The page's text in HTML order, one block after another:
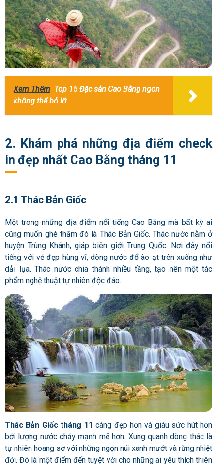
Xem Thêm Top 15 Đặc sản Cao Bằng ngon
không thể bỏ lỡ
2. Khám phá những địa điểm check
in đẹp nhất Cao Bằng tháng 11
2.1 Thác Bản Giốc
Một trong những địa điểm nổi tiếng Cao Bằng mà bất kỳ ai
cũng muốn ghé thăm đó là Thác Bản Giốc. Thác nước nằm ở
huyện Trùng Khánh, giáp biên giới Trung Quốc. Nơi đây nổi
tiếng với vẻ đẹp hùng vĩ, dòng nước đổ ào ạt trên xuống như
dải lụa. Thác nước chia thành nhiều tầng, tạo nên một tác
phẩm nghệ thuật tự nhiên độc đáo.
Thác Bản Giốc tháng 11 càng đẹp hơn và giàu sức hút hơn
bởi lượng nước chảy mạnh mẽ hơn. Xung quanh dòng thác là
tự nhiên hoang sơ với những ngọn núi xanh mướt và rừng nhiệt
đới. Đó là một điểm đến tuyệt vời cho những ai yêu thích thiên